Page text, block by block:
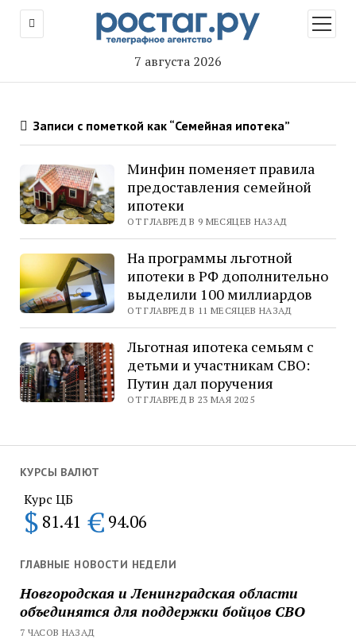
7 августа 2026
меню
КУРСЫ ВАЛЮТ
Курс ЦБ
$ 81.41 € 94.06
ГЛАВНЫЕ НОВОСТИ НЕДЕЛИ
Новгородская и Ленинградская области
объединятся для поддержки бойцов СВО
7 ЧАСОВ НАЗАД
Записи с пометкой как “Семейная ипотека”
Минфин поменяет правила
предоставления семейной
ипотеки
ОТ ГЛАВРЕД В 9 МЕСЯЦЕВ НАЗАД
На программы льготной
ипотеки в РФ дополнительно
выделили 100 миллиардов
ОТ ГЛАВРЕД В 11 МЕСЯЦЕВ НАЗАД
Льготная ипотека семьям с
детьми и участникам СВО:
Путин дал поручения
ОТ ГЛАВРЕД В 23 МАЯ 2025